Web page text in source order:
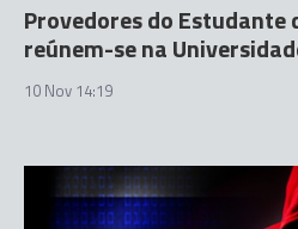
Provedores do Estudante
reúnem-se na
10 Nov 14:19